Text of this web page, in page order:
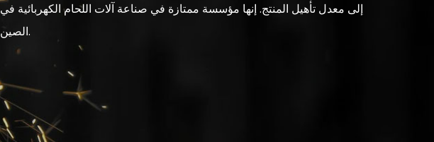
إلى معدل تأهيل المنتج. إنها مؤسسة ممتازة في صناعة آلات اللحام الكهربائية في
الصين.